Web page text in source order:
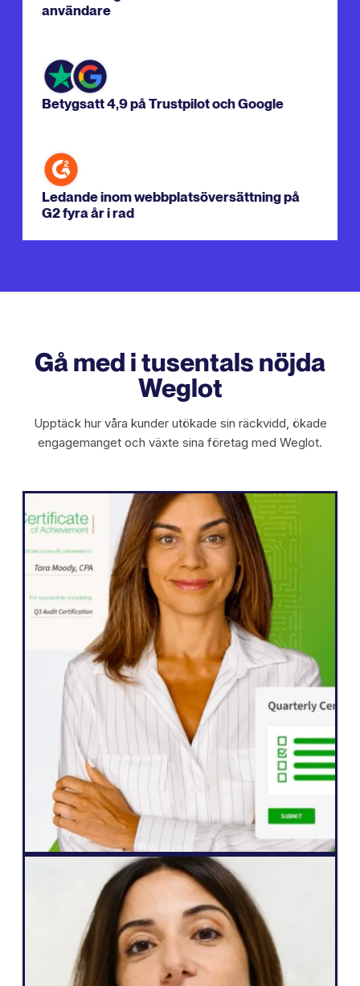
användare
Betygsatt 4,9 på Trustpilot och Google
Ledande inom webbplatsöversättning på
G2 fyra år i rad
Gå med i tusentals nöjda
Weglot
Upptäck hur våra kunder utökade sin räckvidd, ökade
engagemanget och växte sina företag med Weglot.
WordPress
Weglot gjorde det möjligt för oss att
snabbt expandera vår webbplats till fem
språk. Vi har redan sett betydande
förbättringar i engagemanget från våra
internationella målgrupper, som är mer
angelägna än någonsin att interagera
med vårt innehåll."
John Springli
Senior webbplatsansvarig
Webbyrå
Weglot är fantastiskt eftersom det